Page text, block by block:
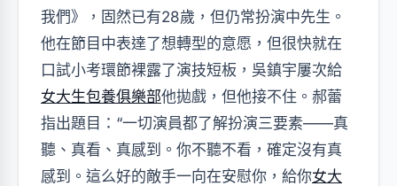
我們》，固然已有28歲，但仍常扮演中先生。
他在節目中表達了想轉型的意愿，但很快就在
口試小考環節裸露了演技短板，吳鎮宇屢次給
女大生包養俱樂部他拋戲，但他接不住。郝蕾
指出題目：“一切演員都了解扮演三要素——真
聽、真看、真感到。你不聽不看，確定沒有真
感到。這么好的敵手一向在安慰你，給你女大